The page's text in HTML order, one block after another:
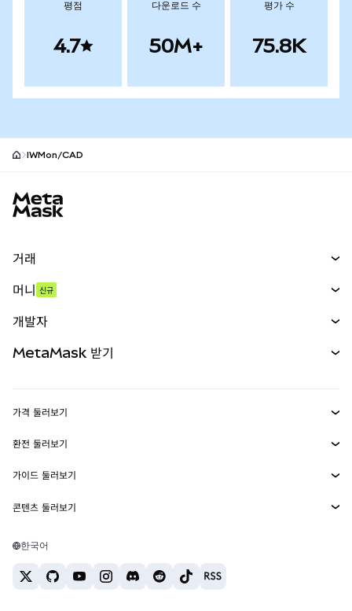
평점
4.7
다운로드 수
50M+
평가 수
75.8K
IWMon/CAD
거래
무기한 선물
실물자산
머니 신규
개발자
MetaMask Connect
Snaps
웹3 서비스
MetaMask 받기
보안
고객 지원
채용
가격 둘러보기
이더리움 가격
솔라나 가격
테더 가격
환전 둘러보기
ETH를 USD로 환전
USDT를 INR로 환전
BTC를 INR로 환전
ETH를 USDT로 환전
가이드 둘러보기
ETH 매수
USDT 매수
콘텐츠 둘러보기
솔라나 지갑
한국어